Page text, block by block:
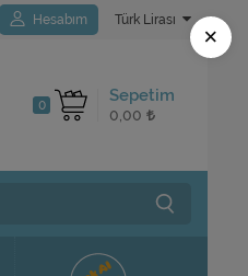
Hesabım Türk Lirası
Sepetim
0
0,00
×